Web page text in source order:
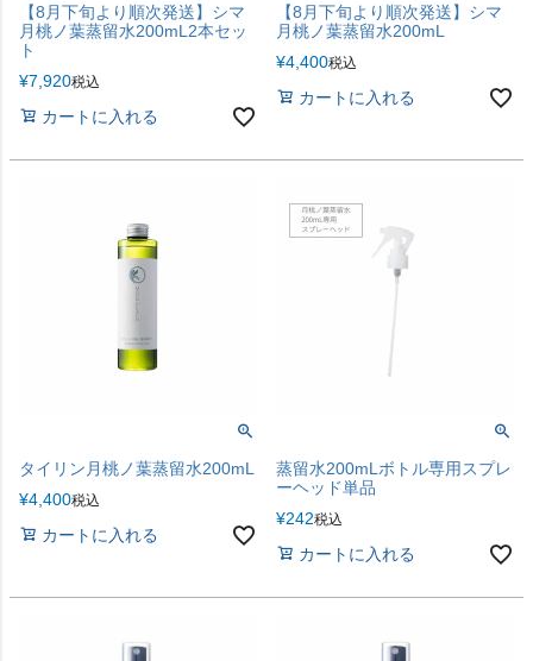
【8月下旬より順次発送】シマ
月桃ノ葉蒸留水200mL2本セッ
ト
¥7,920税込
カートに入れる
【8月下旬より順次発送】シマ
月桃ノ葉蒸留水200mL
¥4,400税込
カートに入れる
タイリン月桃ノ葉蒸留水200mL
¥4,400税込
カートに入れる
蒸留水200mLボトル専用スプレ
ーヘッド単品
¥242税込
カートに入れる